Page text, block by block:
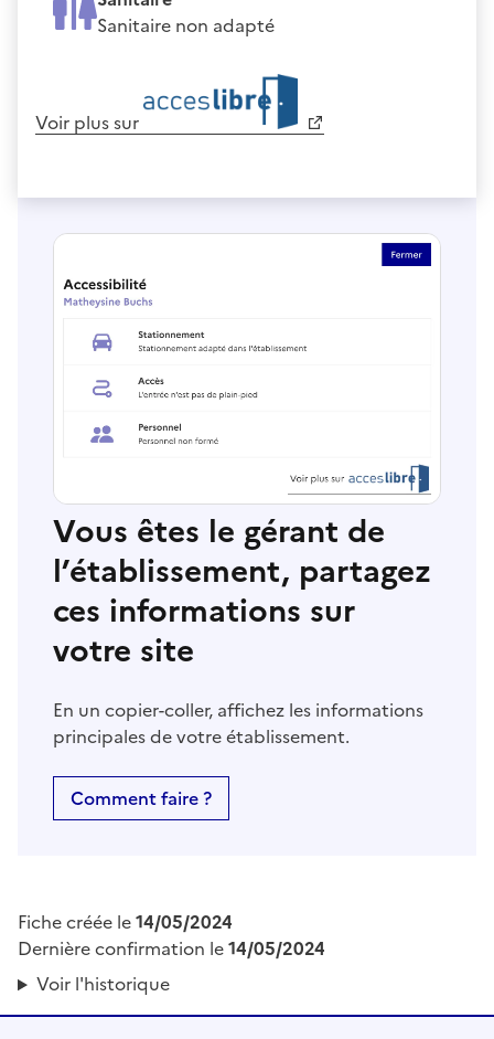
Sanitaire non adapté
Voir plus sur
Vous êtes le gérant de
l’établissement, partagez
ces informations sur
votre site
En un copier-coller, affichez les informations
principales de votre établissement.
Comment faire ?
Fiche créée le14/05/2024
Dernière confirmation le14/05/2024
Voir l'historique